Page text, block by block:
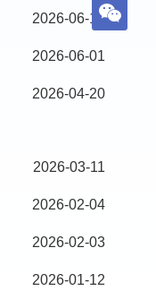
2026-06-17
2026-06-01
2026-04-20
2026-03-11
2026-02-04
2026-02-03
2026-01-12